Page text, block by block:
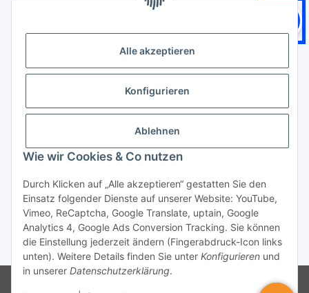
Alle akzeptieren
Konfigurieren
Ablehnen
Wie wir Cookies & Co nutzen
Durch Klicken auf „Alle akzeptieren“ gestatten Sie den
Einsatz folgender Dienste auf unserer Website: YouTube,
Vimeo, ReCaptcha, Google Translate, uptain, Google
Analytics 4, Google Ads Conversion Tracking. Sie können
die Einstellung jederzeit ändern (Fingerabdruck-Icon links
unten). Weitere Details finden Sie unter Konfigurieren und
in unserer Datenschutzerklärung.
Zahlungsarten
Vertrag widerrufen
* Alle Preise inkl. gesetzlicher USt., zzgl. Versand
* gilt für Lieferungen innerhalb Deutschlands, Lieferzeiten